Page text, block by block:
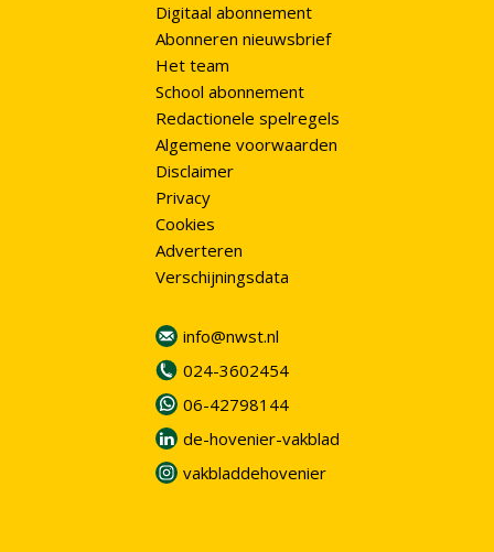
Digitaal abonnement
Abonneren nieuwsbrief
Het team
School abonnement
Redactionele spelregels
Algemene voorwaarden
Disclaimer
Privacy
Cookies
Adverteren
Verschijningsdata
info@nwst.nl
024-3602454
06-42798144
de-hovenier-vakblad
vakbladdehovenier